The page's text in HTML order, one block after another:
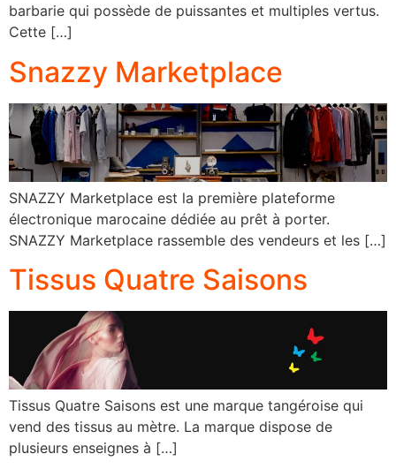
barbarie qui possède de puissantes et multiples vertus.
Cette […]
Snazzy Marketplace
SNAZZY Marketplace est la première plateforme
électronique marocaine dédiée au prêt à porter.
SNAZZY Marketplace rassemble des vendeurs et les […]
Tissus Quatre Saisons
Tissus Quatre Saisons est une marque tangéroise qui
vend des tissus au mètre. La marque dispose de
plusieurs enseignes à […]